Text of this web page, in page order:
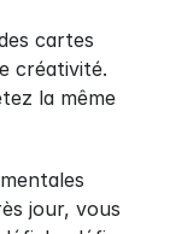
cartes
créativité.
la même
jour, vous